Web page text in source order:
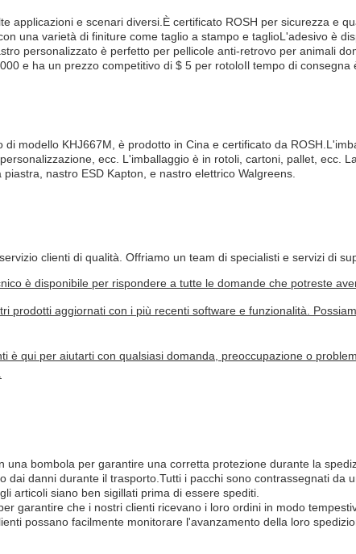
applicazioni e scenari diversi.È certificato ROSH per sicurezza e
una varietà di finiture come taglio a stampo e taglioL'adesivo è
personalizzato è perfetto per pellicole anti-retrovo per animali
e ha un prezzo competitivo di $ 5 per rotoloIl tempo di
modello KHJ667M, è prodotto in Cina e certificato da
ecc. L'imballaggio è in rotoli, cartoni, pallet, ecc.
nastro ESD Kapton, e nastro elettrico Walgreens.
clienti di qualità. Offriamo un team di specialisti e servizi di
è disponibile per rispondere a tutte le domande che potreste
prodotti aggiornati con i più recenti software e funzionalità.
è qui per aiutarti con qualsiasi domanda, preoccupazione o
bombola per garantire una corretta protezione durante la
danni durante il trasporto.Tutti i pacchi sono contrassegnati da
articoli siano ben sigillati prima di essere spediti.
garantire che i nostri clienti ricevano i loro ordini in modo
possano facilmente monitorare l'avanzamento della loro